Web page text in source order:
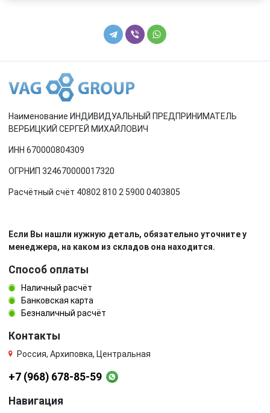
Наименование ИНДИВИДУАЛЬНЫЙ ПРЕДПРИНИМАТЕЛЬ
ВЕРБИЦКИЙ СЕРГЕЙ МИХАЙЛОВИЧ
ИНН 670000804309
ОГРНИП 324670000017320
Расчётный счёт 40802 810 2 5900 0403805
Если Вы нашли нужную деталь, обязательно уточните у
менеджера, на каком из складов она находится.
Способ оплаты
Наличный расчёт
Банковская карта
Безналичный расчёт
Контакты
Россия, Архиповка, Центральная
+7 (968) 678-85-59
Навигация